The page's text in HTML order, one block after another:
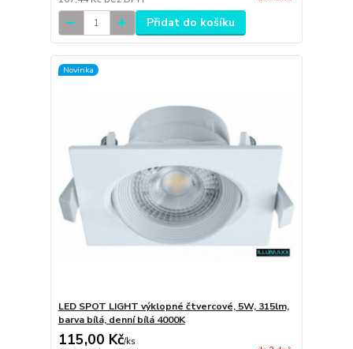
Přidat do košíku
Novinka
LED SPOT LIGHT výklopné čtvercové, 5W, 315lm,
barva bílá, denní bílá 4000K
115,00 Kč/ks